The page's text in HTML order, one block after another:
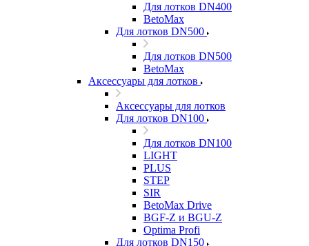
Для лотков DN400
BetoMax
Для лотков DN500
Для лотков DN500
BetoMax
Аксессуары для лотков
Аксессуары для лотков
Для лотков DN100
Для лотков DN100
LIGHT
PLUS
STEP
SIR
BetoMax Drive
BGF-Z и BGU-Z
Optima Profi
Для лотков DN150